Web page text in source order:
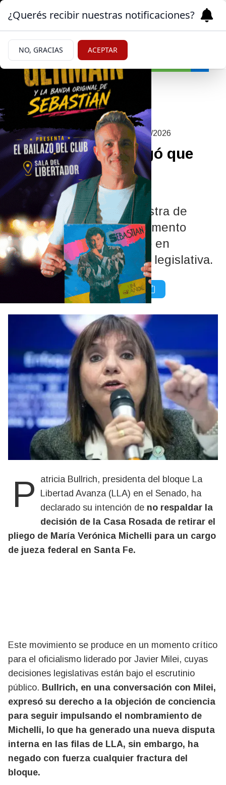
Política
EL EJECUTIVO EN CRISIS | 04/06/2026
Patricia Bullrich negó que
haya fracturas en el
Gobierno
El desplante de la exministra de
Seguridad llega en un momento
bisagra para el oficialismo en
referencia a su estrategia legislativa.
Patricia Bullrich, presidenta del bloque La
Libertad Avanza (LLA) en el Senado, ha
declarado su intención de no respaldar la
decisión de la Casa Rosada de retirar el
pliego de María Verónica Michelli para un cargo
de jueza federal en Santa Fe.
Este movimiento se produce en un momento crítico
para el oficialismo liderado por Javier Milei, cuyas
decisiones legislativas están bajo el escrutinio
público. Bullrich, en una conversación con Milei,
expresó su derecho a la objeción de conciencia
para seguir impulsando el nombramiento de
Michelli, lo que ha generado una nueva disputa
interna en las filas de LLA, sin embargo, ha
negado con fuerza cualquier fractura del
bloque.
¿Querés recibir nuestras notificaciones?
NO, GRACIAS ACEPTAR